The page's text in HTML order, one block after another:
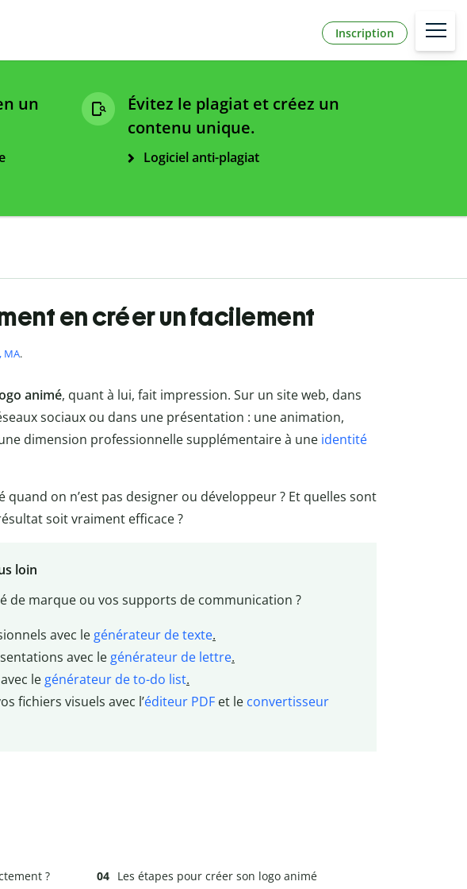
Inscription
un
Évitez le plagiat et créez un
contenu unique.
Logiciel anti-plagiat
en créer un facilement
MA.
animé, quant à lui, fait impression. Sur un site web, dans
sociaux ou dans une présentation : une animation,
dimension professionnelle supplémentaire à une identité
on n’est pas designer ou développeur ? Et quelles sont
soit vraiment efficace ?
loin
de marque ou vos supports de communication ?
avec legénérateur de texte.
avec legénérateur de lettre.
legénérateur de to-do list.
fichiers visuels avec l’éditeur PDFet leconvertisseur
?
Les étapes pour créer son logo animé